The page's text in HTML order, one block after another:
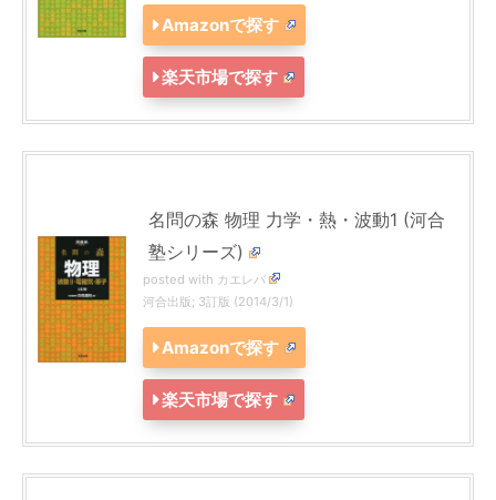
Amazonで探す
楽天市場で探す
名問の森 物理 力学・熱・波動1 (河合
塾シリーズ)
posted with カエレバ
河合出版; 3訂版 (2014/3/1)
Amazonで探す
楽天市場で探す